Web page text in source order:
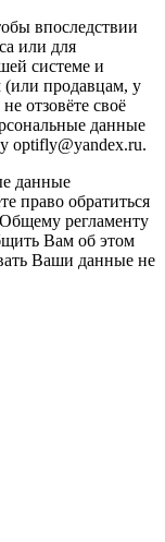
впоследствии
или для
системе и
продавцам, у
отзовёте своё
данные
optifly@yandex.ru.
данные
право обратиться
регламенту
Вам об этом
Ваши данные не